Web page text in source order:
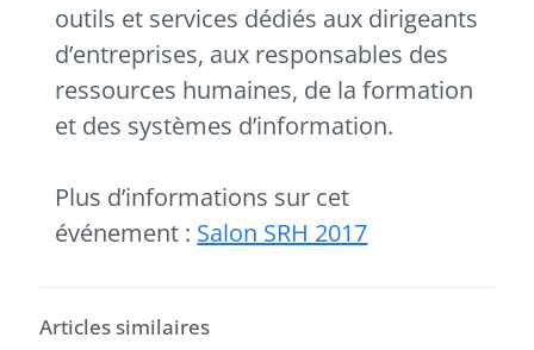
outils et services dédiés aux dirigeants
d’entreprises, aux responsables des
ressources humaines, de la formation
et des systèmes d’information.
Plus d’informations sur cet
événement : Salon SRH 2017
Articles similaires